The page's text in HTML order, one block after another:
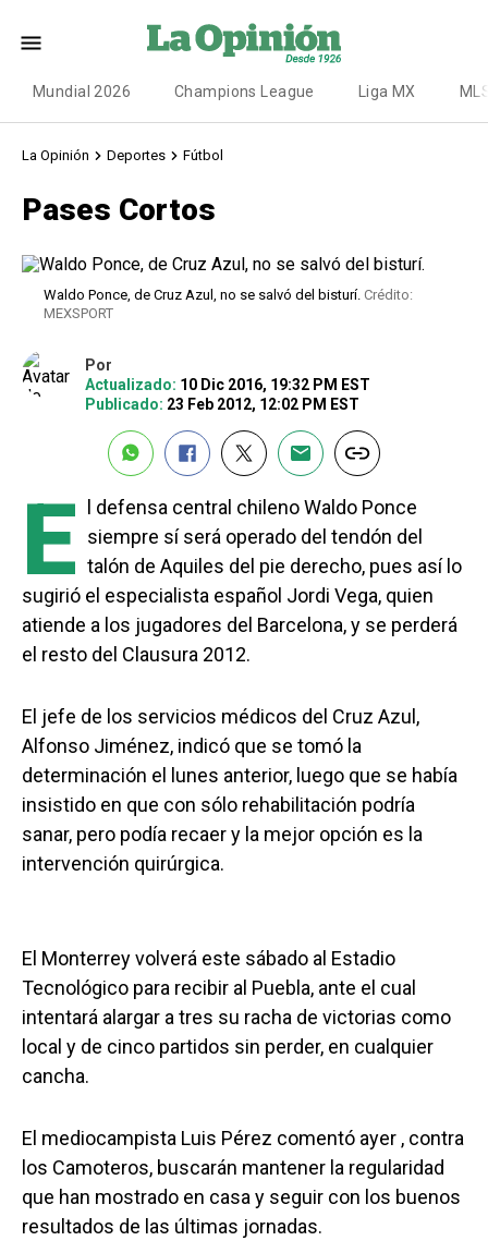
Mundial 2026 Champions League Liga MX
La Opinión Deportes Fútbol
Pases Cortos
Waldo Ponce, de Cruz Azul, no se salvó del bisturí. Crédito:
MEXSPORT
Por
Actualizado: 10 Dic 2016, 19:32 PM EST
Publicado: 23 Feb 2012, 12:02 PM EST
E
l defensa central chileno Waldo Ponce
siempre sí será operado del tendón del
talón de Aquiles del pie derecho, pues así lo
sugirió el especialista español Jordi Vega, quien
atiende a los jugadores del Barcelona, y se perderá
el resto del Clausura 2012.
El jefe de los servicios médicos del Cruz Azul,
Alfonso Jiménez, indicó que se tomó la
determinación el lunes anterior, luego que se había
insistido en que con sólo rehabilitación podría
sanar, pero podía recaer y la mejor opción es la
intervención quirúrgica.
El Monterrey volverá este sábado al Estadio
Tecnológico para recibir al Puebla, ante el cual
intentará alargar a tres su racha de victorias como
local y de cinco partidos sin perder, en cualquier
cancha.
El mediocampista Luis Pérez comentó ayer , contra
los Camoteros, buscarán mantener la regularidad
que han mostrado en casa y seguir con los buenos
resultados de las últimas jornadas.